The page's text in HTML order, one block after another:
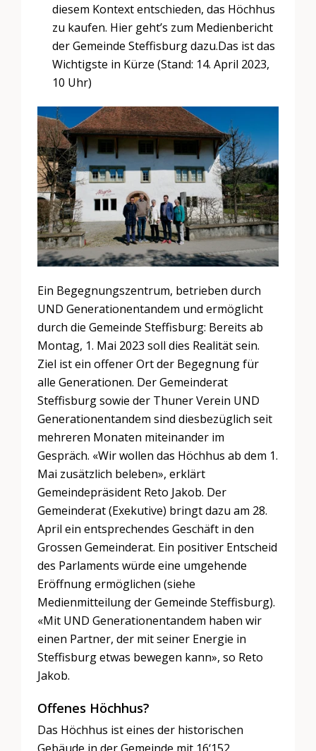
diesem Kontext entschieden, das Höchhus
zu kaufen. Hier geht’s zum Medienbericht
der Gemeinde Steffisburg dazu.Das ist das
Wichtigste in Kürze (Stand: 14. April 2023,
10 Uhr)
Ein Begegnungszentrum, betrieben durch
UND Generationentandem und ermöglicht
durch die Gemeinde Steffisburg: Bereits ab
Montag, 1. Mai 2023 soll dies Realität sein.
Ziel ist ein offener Ort der Begegnung für
alle Generationen. Der Gemeinderat
Steffisburg sowie der Thuner Verein UND
Generationentandem sind diesbezüglich seit
mehreren Monaten miteinander im
Gespräch. «Wir wollen das Höchhus ab dem 1.
Mai zusätzlich beleben», erklärt
Gemeindepräsident Reto Jakob. Der
Gemeinderat (Exekutive) bringt dazu am 28.
April ein entsprechendes Geschäft in den
Grossen Gemeinderat. Ein positiver Entscheid
des Parlaments würde eine umgehende
Eröffnung ermöglichen (siehe
Medienmitteilung der Gemeinde Steffisburg).
«Mit UND Generationentandem haben wir
einen Partner, der mit seiner Energie in
Steffisburg etwas bewegen kann», so Reto
Jakob.
Offenes Höchhus?
Das Höchhus ist eines der historischen